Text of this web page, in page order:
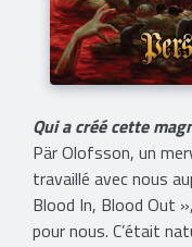
Qui a créé cette
Pär Olofsson, un
travaillé avec nous
Blood In, Blood Out
pour nous. C’était